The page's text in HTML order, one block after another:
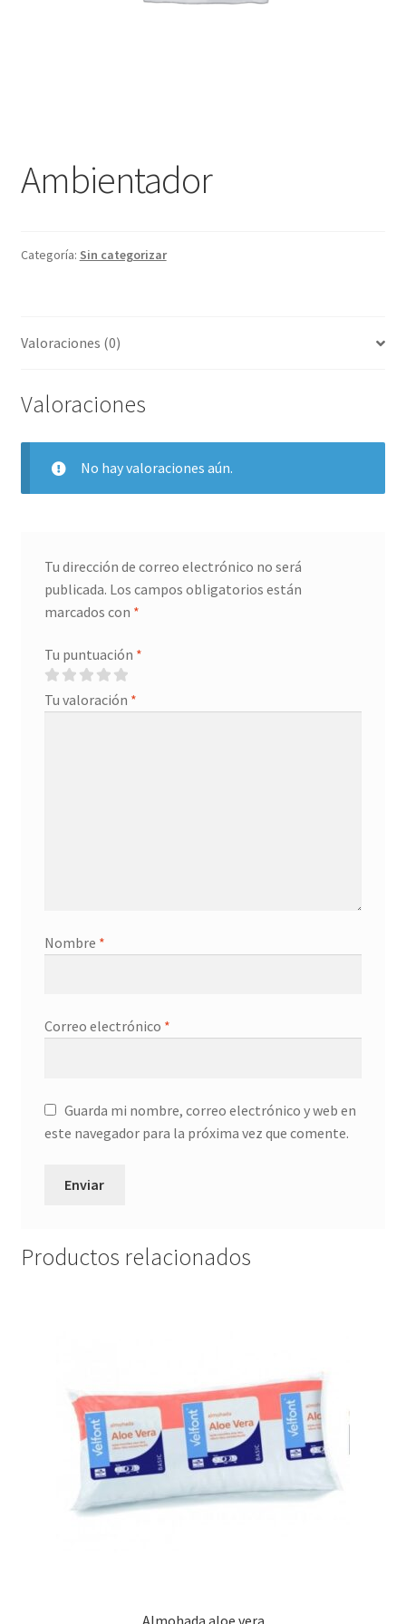
Ambientador
Categoría: Sin categorizar
Valoraciones (0)
Valoraciones
No hay valoraciones aún.
Tu dirección de correo electrónico no será
publicada. Los campos obligatorios están
marcados con *
Tu puntuación *
Tu valoración *
Nombre *
Correo electrónico *
Guarda mi nombre, correo electrónico y web en
este navegador para la próxima vez que comente.
Productos relacionados
Almohada aloe vera